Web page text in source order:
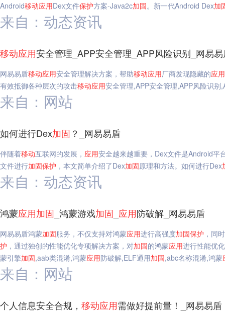
Android移动应用Dex文件保护方案-Java2c加固。新一代Android Dex加
来自：动态资讯
移动应用安全管理_APP安全管理_APP风险识别_网易
网易易盾移动应用安全管理解决方案，帮助移动应用厂商发现隐藏的应用
有效抵御各种层次的攻击移动应用安全管理,APP安全管理,APP风险识别
来自：网站
如何进行Dex加固 ？_网易易盾
伴随着移动互联网的发展， 应用安全越来越重要，Dex文件是Android平
文件进行加固保护 ，本文简单介绍了Dex加固原理和方法。如何进行Dex
来自：动态资讯
鸿蒙应用加固 _鸿蒙游戏加固 应用防破解_网易易盾
网易易盾鸿蒙加固服务，不仅支持对鸿蒙应用进行高强度加固保护 ，同
护 ，通过独创的性能优化专项解决方案，对加固的鸿蒙应用进行性能优
蒙引擎加固,aab类混淆,鸿蒙应用防破解,ELF通用加固,abc名称混淆,鸿蒙
来自：网站
个人信息安全合规， 移动应用需做好提前量！_网易易盾